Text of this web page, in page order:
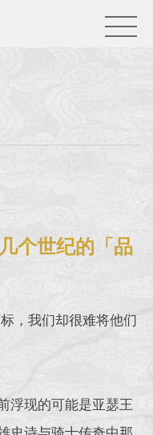
个世纪的「品
，我们却很难将他们
浮现的可能是亚瑟王